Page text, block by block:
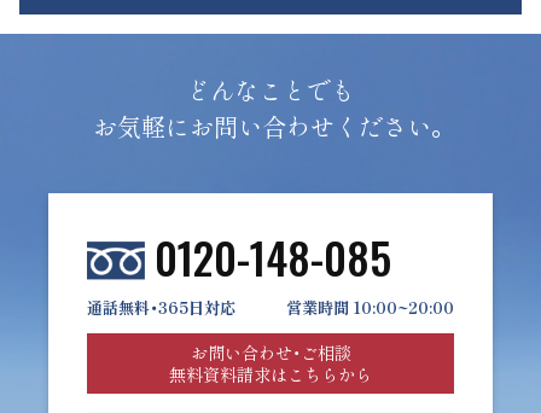
どんなことでも
お気軽にお問い合わせください。
0120-148-085
通話無料・365日対応 営業時間 10:00~20:00
お問い合わせ・ご相談
無料資料請求はこちらから